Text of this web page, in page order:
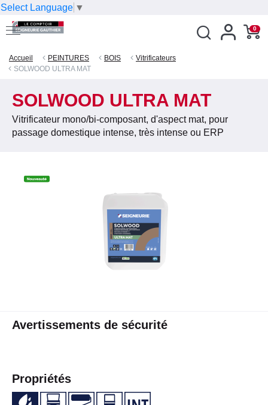
Select Language ▼
0
Accueil PEINTURES BOIS
Vitrificateurs
SOLWOOD ULTRA MAT
SOLWOOD ULTRA MAT
Vitrificateur mono/bi-composant, d'aspect mat, pour
passage domestique intense, très intense ou ERP
Avertissements de sécurité
Propriétés